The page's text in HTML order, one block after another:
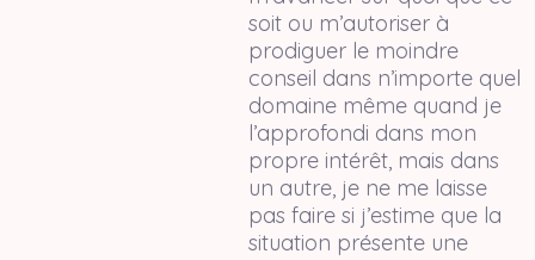
soit ou m’autoriser à
prodiguer le moindre
conseil dans n’importe quel
domaine même quand je
l’approfondi dans mon
propre intérêt, mais dans
un autre, je ne me laisse
pas faire si j’estime que la
situation présente une